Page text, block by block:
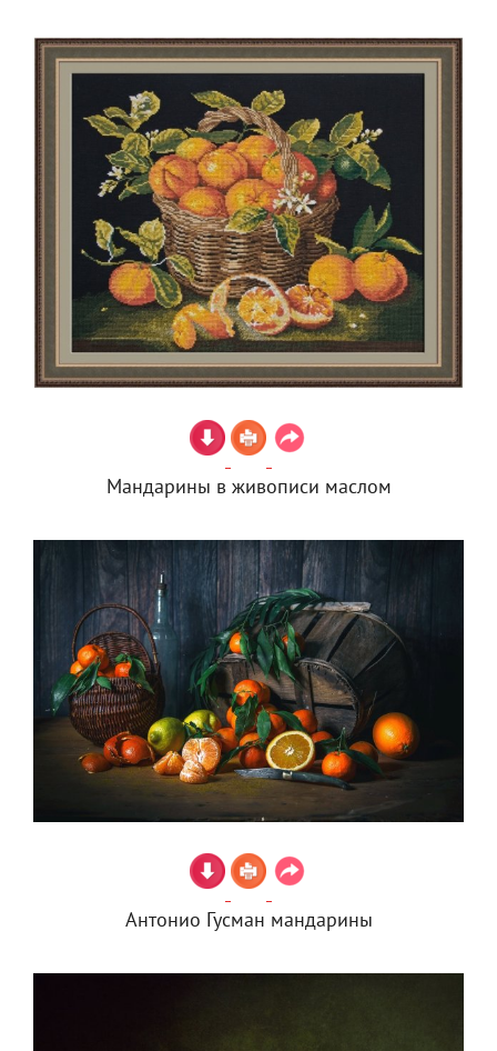
Мандарины в живописи маслом
Антонио Гусман мандарины